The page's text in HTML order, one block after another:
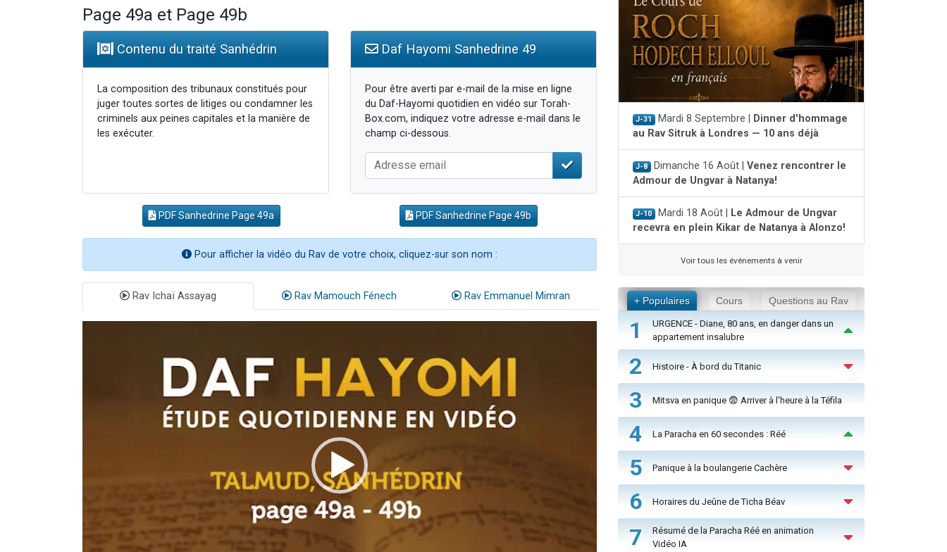
Page 49a et Page 49b
Contenu du traité Sanhédrin
La composition des tribunaux constitués pour
juger toutes sortes de litiges ou condamner les
criminels aux peines capitales et la manière de
les exécuter.
Daf Hayomi Sanhedrine 49
Pour être averti par e-mail de la mise en ligne
du Daf-Hayomi quotidien en vidéo sur Torah-
Box.com, indiquez votre adresse e-mail dans le
champ ci-dessous.
PDF Sanhedrine Page 49a PDF Sanhedrine Page 49b
Pour afficher la vidéo du Rav de votre choix, cliquez-sur son nom :
Rav Ichaï Assayag Rav Mamouch Fénech Rav Emmanuel Mimran
J-31 Mardi 8 Septembre |
Dinner d'hommage
au Rav Sitruk à Londres — 10 ans déjà
J-8 Dimanche 16 Août | Venez rencontrer le
Admour de Ungvar à Natanya!
J-10 Mardi 18 Août |
Le Admour de Ungvar
recevra en plein Kikar de Natanya à Alonzo!
Voir tous les événements à venir
+ Populaires Cours Questions au Rav
1
URGENCE - Diane, 80 ans, en danger dans un
appartement insalubre
2 Histoire - À bord du Titanic
3 Mitsva en panique 😨 Arriver à l'heure à la Téfila
4 La Paracha en 60 secondes : Réé
5 Panique à la boulangerie Cachère
6 Horaires du Jeûne de Ticha Béav
7
Résumé de la Paracha Réé en animation
Vidéo IA